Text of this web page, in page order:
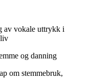
av vokale uttrykk i
og danning
om stemmebruk,